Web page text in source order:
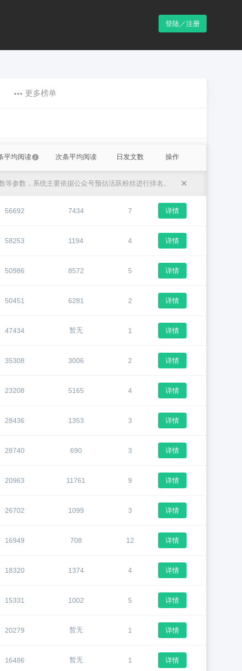
登陆／注册
更多榜单
平均阅读 次条平均阅读 日发文数 操作
参数，系统主要依据公众号预估活跃粉丝进行排名。
56692 7434 7 详情
58253 1194 4 详情
50986 8572 5 详情
50451 6281 2 详情
47434 暂无 1 详情
35308 3006 2 详情
23208 5165 4 详情
28436 1353 3 详情
28740 690 3 详情
20963 11761 9 详情
26702 1099 3 详情
16949 708 12 详情
18320 1374 4 详情
15331 1002 5 详情
20279 暂无 1 详情
16486 暂无 1 详情